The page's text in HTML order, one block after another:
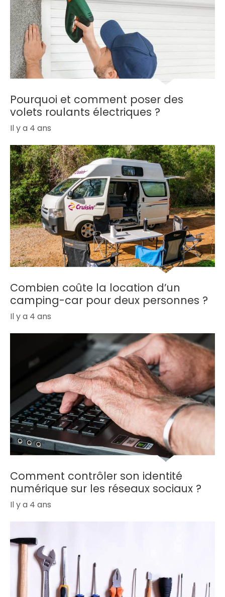
Pourquoi et comment poser des
volets roulants électriques ?
Il y a 4 ans
Combien coûte la location d’un
camping-car pour deux personnes ?
Il y a 4 ans
Comment contrôler son identité
numérique sur les réseaux sociaux ?
Il y a 4 ans